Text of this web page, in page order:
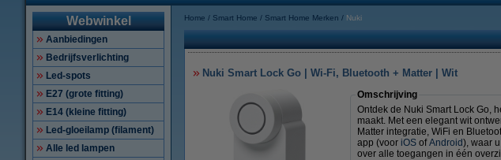
Webwinkel
Aanbiedingen
Bedrijfsverlichting
Led-spots
E27 (grote fitting)
E14 (kleine fitting)
Led-gloeilamp (filament)
Alle led lampen
Home Smart Home Smart Home Merken Nuki
Nuki Smart Lock Go | Wi-Fi, Bluetooth + Matter | Wit
Omschrijving
Ontdek de Nuki Smart Lock Go,
maakt. Met een elegant wit
Matter integratie, WiFi en
app (voor iOS ofAndroid), waar
over alle toegangen in één